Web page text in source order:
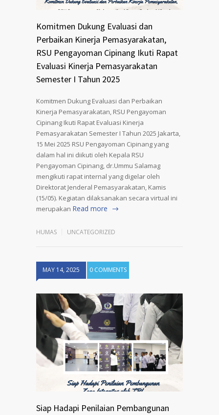
Komitmen Dukung Evaluasi dan
Perbaikan Kinerja Pemasyarakatan,
RSU Pengayoman Cipinang Ikuti Rapat
Evaluasi Kinerja Pemasyarakatan
Semester I Tahun 2025
Komitmen Dukung Evaluasi dan Perbaikan
Kinerja Pemasyarakatan, RSU Pengayoman
Cipinang Ikuti Rapat Evaluasi Kinerja
Pemasyarakatan Semester I Tahun 2025 Jakarta,
15 Mei 2025 RSU Pengayoman Cipinang yang
dalam hal ini diikuti oleh Kepala RSU
Pengayoman Cipinang, dr.Ummu Salamag
mengikuti rapat internal yang digelar oleh
Direktorat Jenderal Pemasyarakatan, Kamis
(15/05). Kegiatan dilaksanakan secara virtual ini
merupakan Read more
HUMAS UNCATEGORIZED
MAY 14, 2025 0 COMMENTS
Siap Hadapi Penilaian Pembangunan